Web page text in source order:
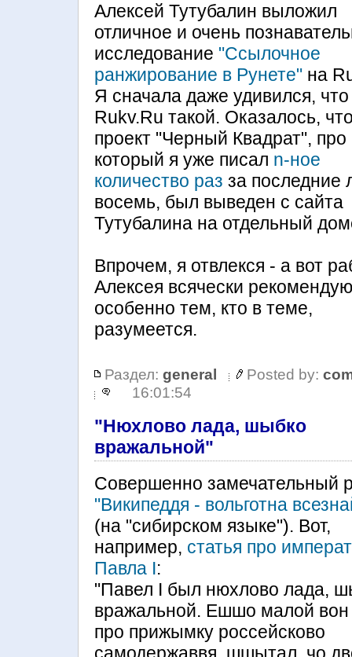
Алексей Тутубалин выложил
отличное и очень
исследование "Ссылочное
ранжирование в Рунете" на
Я сначала даже удивился, что
Rukv.Ru такой. Оказалось,
проект "Черный Квадрат", про
который я уже писал n-ное
количество раз за последние
восемь, был выведен с сайта
Тутубалина на отдельный
Впрочем, я отвлекся - а вот
Алексея всячески
особенно тем, кто в теме,
разумеется.
Раздел: general Posted by:
16:01:54
"Нюхлово лада, шыбко
вражальной"
Совершенно замечательный
"Википеддя - вольготна
(на "сибирском языке"). Вот,
например, статья про
Павла I:
"Павел I был нюхлово лада,
вражальной. Ешшо малой
про прижымку россейсково